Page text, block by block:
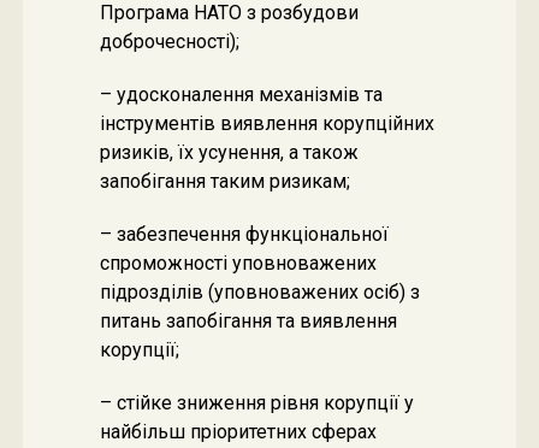
Програма НАТО з розбудови
доброчесності);
– удосконалення механізмів та
інструментів виявлення корупційних
ризиків, їх усунення, а також
запобігання таким ризикам;
– забезпечення функціональної
спроможності уповноважених
підрозділів (уповноважених осіб) з
питань запобігання та виявлення
корупції;
– стійке зниження рівня корупції у
найбільш пріоритетних сферах